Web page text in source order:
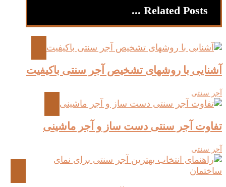
Related Posts ...
آشنایی با روشهای تشخیص آجر سنتی باکیفیت
آجر سنتی
تفاوت آجر سنتی دست‌ ساز و آجر ماشینی
آجر سنتی